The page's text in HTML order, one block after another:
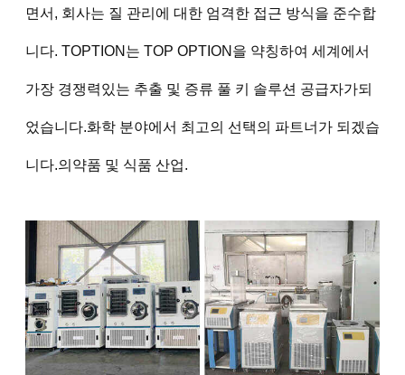
면서, 회사는 질 관리에 대한 엄격한 접근 방식을 준수합
니다. TOPTION는 TOP OPTION을 약칭하여 세계에서
가장 경쟁력있는 추출 및 증류 풀 키 솔루션 공급자가되
었습니다.화학 분야에서 최고의 선택의 파트너가 되겠습
니다.의약품 및 식품 산업.